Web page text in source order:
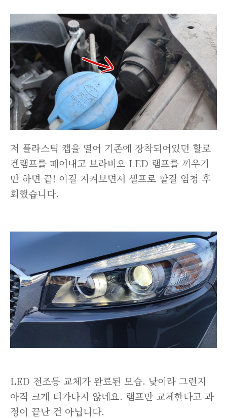
저 플라스틱 캡을 열어 기존에 장착되어있던 할로
겐램프를 떼어내고 브라비오 LED 램프를 끼우기
만 하면 끝! 이걸 지켜보면서 셀프로 할걸 엄청 후
회했습니다.
LED 전조등 교체가 완료된 모습. 낮이라 그런지
아직 크게 티가나지 않네요. 램프만 교체한다고 과
정이 끝난 건 아닙니다.